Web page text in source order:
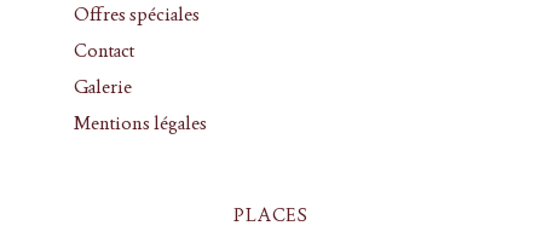
Offres spéciales
Contact
Galerie
Mentions légales
PLACES